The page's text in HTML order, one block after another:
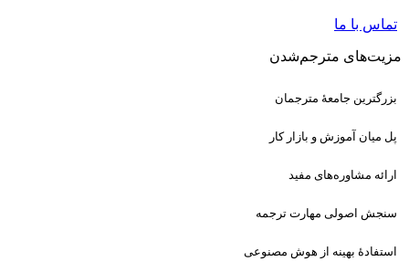
تماس با ما
مزیت‌های مترجم‌شدن
بزرگترین جامعهٔ مترجمان
پل میان آموزش و بازار کار
ارائه مشاوره‌های مفید
سنجش اصولی مهارت ترجمه
استفادهٔ بهینه از هوش مصنوعی